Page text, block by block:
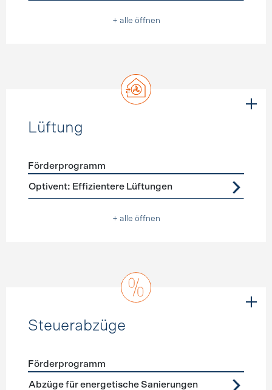
+ alle öffnen
Lüftung
Förderprogramme Lüftung
Förderprogramm
Optivent: Effizientere Lüftungen
+ alle öffnen
Steuerabzüge
Förderprogramme Steuerabzüge
Förderprogramm
Abzüge für energetische Sanierungen